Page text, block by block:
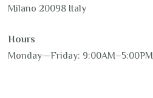
Milano 20098 Italy
Hours
Monday—Friday: 9:00AM–5:00PM